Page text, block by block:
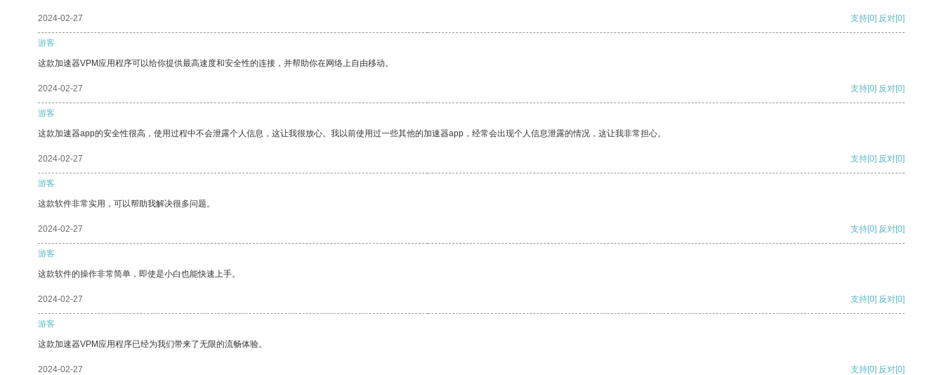
2024-02-27 支持[0] 反对[0]
游客
这款加速器VPM应用程序可以给你提供最高速度和安全性的连接，并帮助你在网络上自由移动。
2024-02-27 支持[0] 反对[0]
游客
这款加速器app的安全性很高，使用过程中不会泄露个人信息，这让我很放心。我以前使用过一些其他的加速器app，经常会出现个人信息泄露的情况，这让我非常担心。
2024-02-27 支持[0] 反对[0]
游客
这款软件非常实用，可以帮助我解决很多问题。
2024-02-27 支持[0] 反对[0]
游客
这款软件的操作非常简单，即使是小白也能快速上手。
2024-02-27 支持[0] 反对[0]
游客
这款加速器VPM应用程序已经为我们带来了无限的流畅体验。
2024-02-27 支持[0] 反对[0]